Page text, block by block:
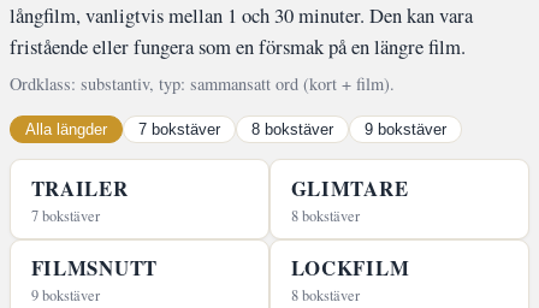
långfilm, vanligtvis mellan 1 och 30 minuter. Den kan vara
fristående eller fungera som en försmak på en längre film.
Ordklass: substantiv, typ: sammansatt ord (kort + film).
Alla längder 7 bokstäver 8 bokstäver 9 bokstäver
TRAILER
7 bokstäver
GLIMTARE
8 bokstäver
FILMSNUTT
9 bokstäver
LOCKFILM
8 bokstäver